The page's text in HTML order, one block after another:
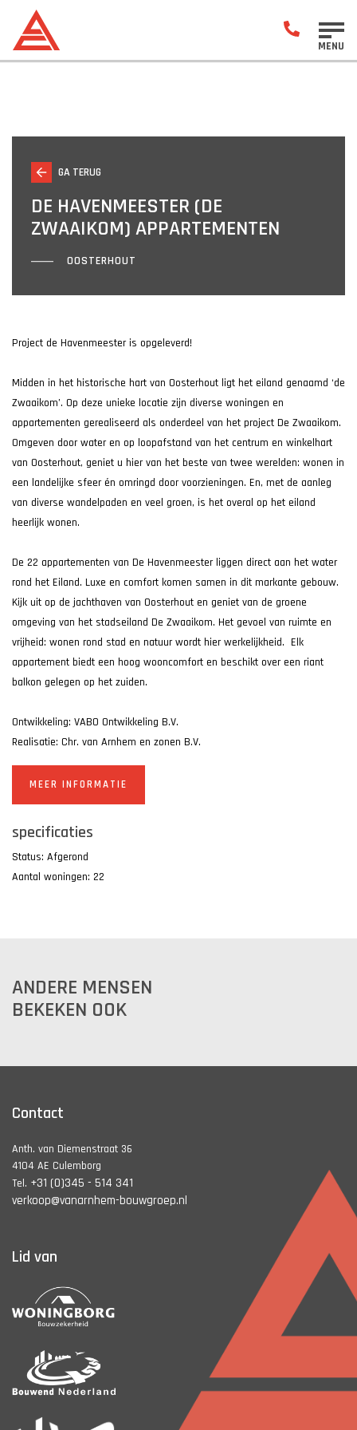
MENU
GA TERUG
DE HAVENMEESTER (DE
ZWAAIKOM) APPARTEMENTEN
OOSTERHOUT
Project de Havenmeester is opgeleverd!
Midden in het historische hart van Oosterhout ligt het eiland genaamd ‘de
Zwaaikom’. Op deze unieke locatie zijn diverse woningen en
appartementen gerealiseerd als onderdeel van het project De Zwaaikom.
Omgeven door water en op loopafstand van het centrum en winkelhart
van Oosterhout, geniet u hier van het beste van twee werelden: wonen in
een landelijke sfeer én omringd door voorzieningen. En, met de aanleg
van diverse wandelpaden en veel groen, is het overal op het eiland
heerlijk wonen.
De 22 appartementen van De Havenmeester liggen direct aan het water
rond het Eiland. Luxe en comfort komen samen in dit markante gebouw.
Kijk uit op de jachthaven van Oosterhout en geniet van de groene
omgeving van het stadseiland De Zwaaikom. Het gevoel van ruimte en
vrijheid: wonen rond stad en natuur wordt hier werkelijkheid. Elk
appartement biedt een hoog wooncomfort en beschikt over een riant
balkon gelegen op het zuiden.
Ontwikkeling: VABO Ontwikkeling B.V.
Realisatie: Chr. van Arnhem en zonen B.V.
MEER INFORMATIE
specificaties
Status: Afgerond
Aantal woningen: 22
ANDERE MENSEN
BEKEKEN OOK
Contact
Anth. van Diemenstraat 36
4104 AE Culemborg
Tel. +31 (0)345 - 514 341
verkoop@vanarnhem-bouwgroep.nl
Lid van